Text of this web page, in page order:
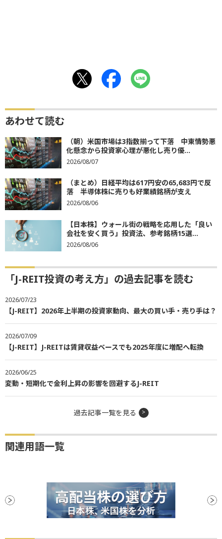
あわせて読む
（朝）米国市場は3指数揃って下落 中東情勢悪
化懸念から投資家心理が悪化し売り優...
2026/08/07
（まとめ）日経平均は617円安の65,683円で反
落 半導体株に売りも好業績銘柄が支え
2026/08/06
【日本株】ウォール街の戦略を応用した「良い
会社を安く買う」投資法、参考銘柄15選...
2026/08/06
「J-REIT投資の考え方」の過去記事を読む
2026/07/23
【J-REIT】2026年上半期の投資家動向、最大の買い手・売り手は？
2026/07/09
【J-REIT】J-REITは賃貸収益ベースでも2025年度に増配へ転換
2026/06/25
変動・短期化で金利上昇の影響を回避するJ-REIT
過去記事一覧を見る
関連用語一覧